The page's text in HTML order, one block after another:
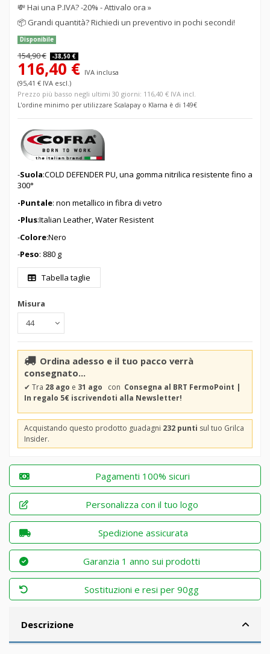
💸Hai una P.IVA? -20% - Attivalo ora »
📦 Grandi quantità? Richiedi un preventivo in pochi secondi!
Disponibile
154,90 € -38,50 €
116,40 € IVA inclusa
(95,41 € IVA escl.)
Prezzo più basso negli ultimi 30 giorni: 116,40 € IVA incl.
L'ordine minimo per utilizzare Scalapay o Klarna è di 149€
-Suola:COLD DEFENDER PU, una gomma nitrilica resistente fino a
300°
-Puntale: non metallico in fibra di vetro
-Plus:Italian Leather, Water Resistent
-Colore:Nero
-Peso: 880 g
Tabella taglie
Misura
Ordina adesso e il tuo pacco verrà
consegnato...
✔ Tra 28 ago e 31 ago con Consegna al BRT FermoPoint |
In regalo 5€ iscrivendoti alla Newsletter!
Acquistando questo prodotto guadagni 232 punti sul tuo Grilca
Insider.
Pagamenti 100% sicuri
Personalizza con il tuo logo
Spedizione assicurata
Garanzia 1 anno sui prodotti
Sostituzioni e resi per 90gg
Descrizione